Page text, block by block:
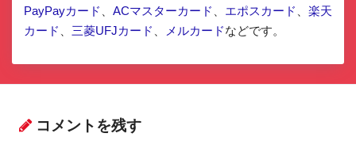
PayPayカード
ACマスターカード エポスカード
楽天
カード
三菱UFJカード メルカードなどです。
コメントを残す